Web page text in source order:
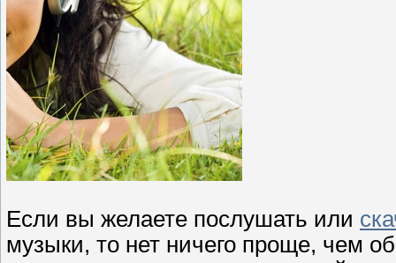
Если вы желаете послушать или
музыки, то нет ничего проще, чем